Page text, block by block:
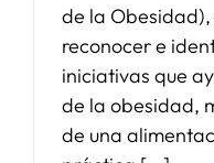
de la
reconocer e
iniciativas que
de la obesidad,
de una